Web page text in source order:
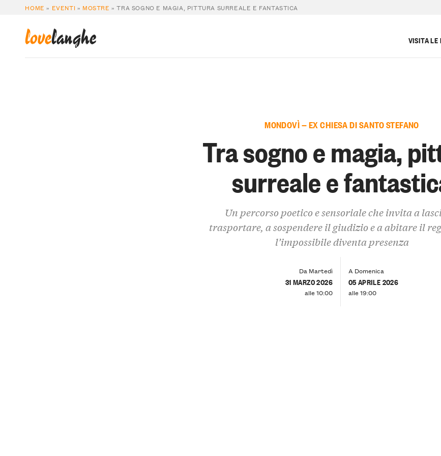
HOME » EVENTI » MOSTRE »TRA SOGNO E MAGIA, PITTURA SURREALE E FANTASTICA
lovelanghe VISITA LE
MONDOVÌ — EX CHIESA DI SANTO STEFANO
Tra sogno e magia,
surreale e
Un percorso poetico e sensoriale che invita a
trasportare, a sospendere il giudizio e a abitare il
l’impossibile diventa presenza
Da Martedì
31 MARZO 2026
alle 10:00
A Domenica
05 APRILE 2026
alle 19:00